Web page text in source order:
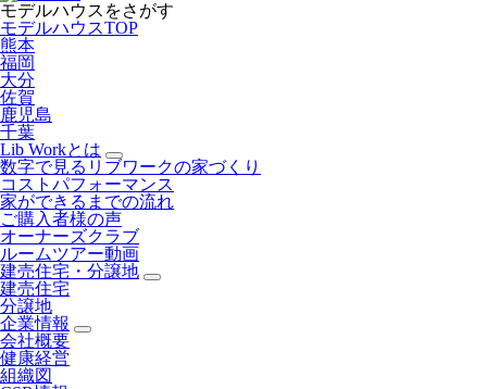
モデルハウスをさがす
モデルハウスTOP
熊本
福岡
大分
佐賀
鹿児島
千葉
Lib Workとは
数字で見るリブワークの家づくり
コストパフォーマンス
家ができるまでの流れ
ご購入者様の声
オーナーズクラブ
ルームツアー動画
建売住宅・分譲地
建売住宅
分譲地
企業情報
会社概要
健康経営
組織図